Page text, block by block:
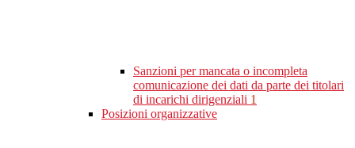
Sanzioni per mancata o incompleta
comunicazione dei dati da parte dei titolari
di incarichi dirigenziali 1
Posizioni organizzative